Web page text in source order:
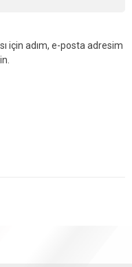
için adım, e-posta adresim